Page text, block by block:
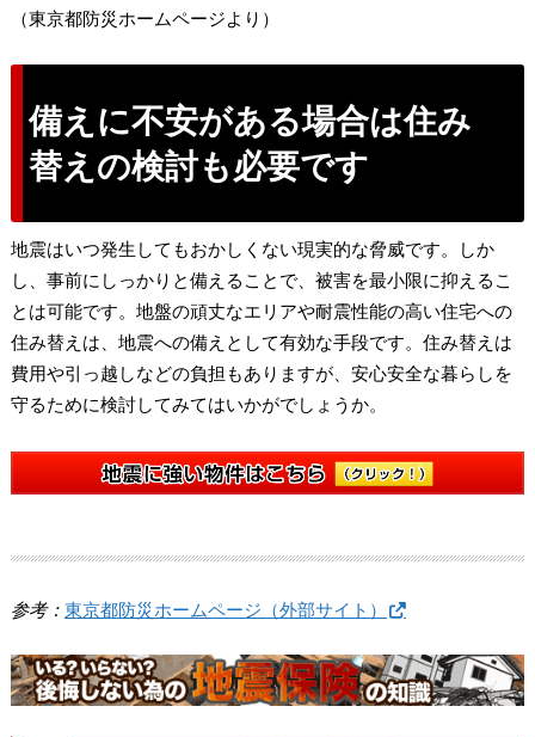
（東京都防災ホームページより）
備えに不安がある場合は住み
替えの検討も必要です
地震はいつ発生してもおかしくない現実的な脅威です。しか
し、事前にしっかりと備えることで、被害を最小限に抑えるこ
とは可能です。地盤の頑丈なエリアや耐震性能の高い住宅への
住み替えは、地震への備えとして有効な手段です。住み替えは
費用や引っ越しなどの負担もありますが、安心安全な暮らしを
守るために検討してみてはいかがでしょうか。
参考： 東京都防災ホームページ（外部サイト）